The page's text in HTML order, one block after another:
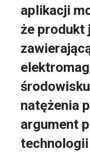
aplikacji
że produkt
natężenia
argument
technologii